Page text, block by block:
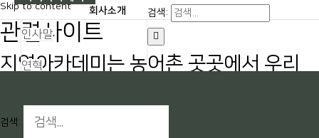
Skip to content 회사소개
인사말
연혁
인재상
검색:
검색:
관련사이트
지역아카데미는 농어촌 곳곳에서 우리
고 있습니다.